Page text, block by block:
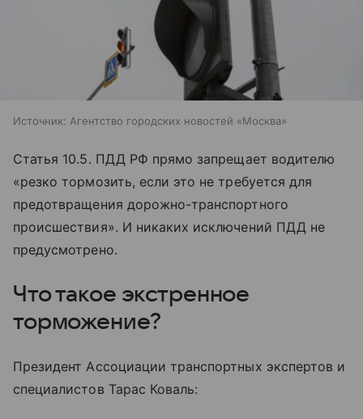
Источник: Агентство городских новостей «Москва»
Статья 10.5. ПДД РФ прямо запрещает водителю
«резко тормозить, если это не требуется для
предотвращения дорожно-транспортного
происшествия». И никаких исключений ПДД не
предусмотрено.
Что такое экстренное
торможение?
Президент Ассоциации транспортных экспертов и
специалистов Тарас Коваль: